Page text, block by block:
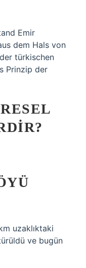
Emir
dem Hals von
türkischen
Prinzip der
uzaklıktaki
ve bugün